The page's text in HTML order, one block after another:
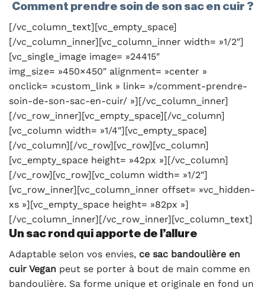
Comment prendre soin de son sac en cuir ?
[/vc_column_text][vc_empty_space]
[/vc_column_inner][vc_column_inner width= »1/2″]
[vc_single_image image= »24415″
img_size= »450×450″ alignment= »center »
onclick= »custom_link » link= »/comment-prendre-
soin-de-son-sac-en-cuir/ »][/vc_column_inner]
[/vc_row_inner][vc_empty_space][/vc_column]
[vc_column width= »1/4″][vc_empty_space]
[/vc_column][/vc_row][vc_row][vc_column]
[vc_empty_space height= »42px »][/vc_column]
[/vc_row][vc_row][vc_column width= »1/2″]
[vc_row_inner][vc_column_inner offset= »vc_hidden-
xs »][vc_empty_space height= »82px »]
[/vc_column_inner][/vc_row_inner][vc_column_text]
Un sac rond qui apporte de l’allure
Adaptable selon vos envies, ce sac bandoulière en
cuir Vegan peut se porter à bout de main comme en
bandoulière. Sa forme unique et originale en fond un